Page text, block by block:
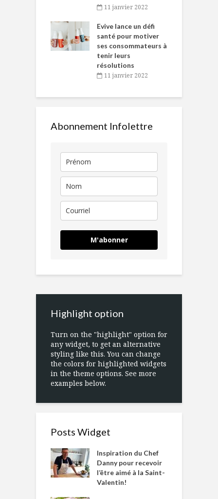
11 janvier 2022
Evive lance un défi
santé pour motiver
ses consommateurs à
tenir leurs
résolutions
11 janvier 2022
Abonnement Infolettre
M'abonner
Highlight option
Turn on the "highlight" option for
any widget, to get an alternative
styling like this. You can change
the colors for highlighted widgets
in the theme options. See more
examples below.
Posts Widget
Inspiration du Chef
Danny pour recevoir
l’être aimé à la Saint-
Valentin!